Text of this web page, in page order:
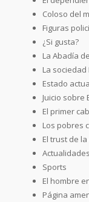
Coloso del
Figuras
¿Si gusta?
La Abadía
La sociedad
Estado
Juicio sobre
El primer
Los pobres
El trust de
Sports
El hombre
Página